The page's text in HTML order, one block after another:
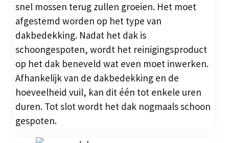
snel mossen terug zullen groeien. Het moet
afgestemd worden op het type van
dakbedekking. Nadat het dak is
schoongespoten, wordt het reinigingsproduct
op het dak beneveld wat even moet inwerken.
Afhankelijk van de dakbedekking en de
hoeveelheid vuil, kan dit één tot enkele uren
duren. Tot slot wordt het dak nogmaals schoon
gespoten.